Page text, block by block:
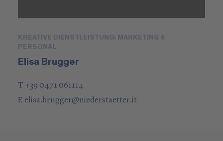
KREATIVE DIENSTLEISTUNG: MARKETING &
PERSONAL
Elisa Brugger
T +39 0471 061114
E elisa.brugger@niederstaetter.it